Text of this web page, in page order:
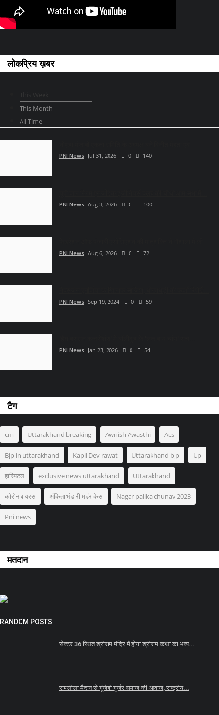
लोकप्रिय ख़बर
This Month
All Time
PNI News Jul 31, 2026 0 140
PNI News Aug 3, 2026 0 100
PNI News Aug 6, 2026 0 72
PNI News Sep 19, 2024 0 59
PNI News Jan 23, 2026 0 54
टैग
cm Uttarakhand breaking Awnish Awasthi Acs
Bjp in uttarakhand Kapil Dev rawat Uttarakhand bjp Up
हास्पिटल exclusive news uttarakhand Uttarakhand
कोरोनावायरस अंकिता भंडारी मर्डर केस Nagar palika chunav 2023
Pni news
मतदान
RANDOM POSTS
सेक्टर 36 स्थित श्रीराम मंदिर में होगा श्रीराम कथा का भव्य...
रामलीला मैदान से गूंजेगी गुर्जर समाज की आवाज, राष्ट्रीय...